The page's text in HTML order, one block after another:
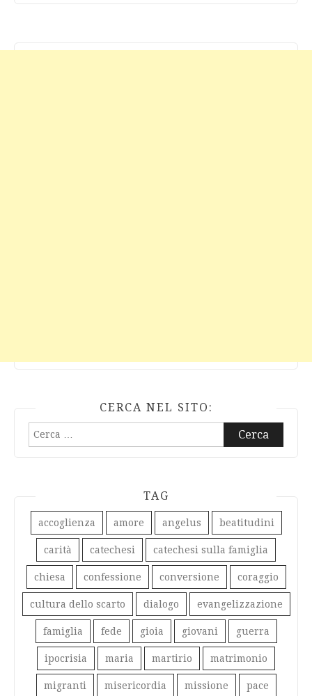
CERCA NEL SITO:
Ricerca
per:
TAG
accoglienza amore angelus beatitudini
carità catechesi catechesi sulla famiglia
chiesa confessione conversione coraggio
cultura dello scarto dialogo evangelizzazione
famiglia fede gioia giovani guerra
ipocrisia maria martirio matrimonio
migranti misericordia missione pace